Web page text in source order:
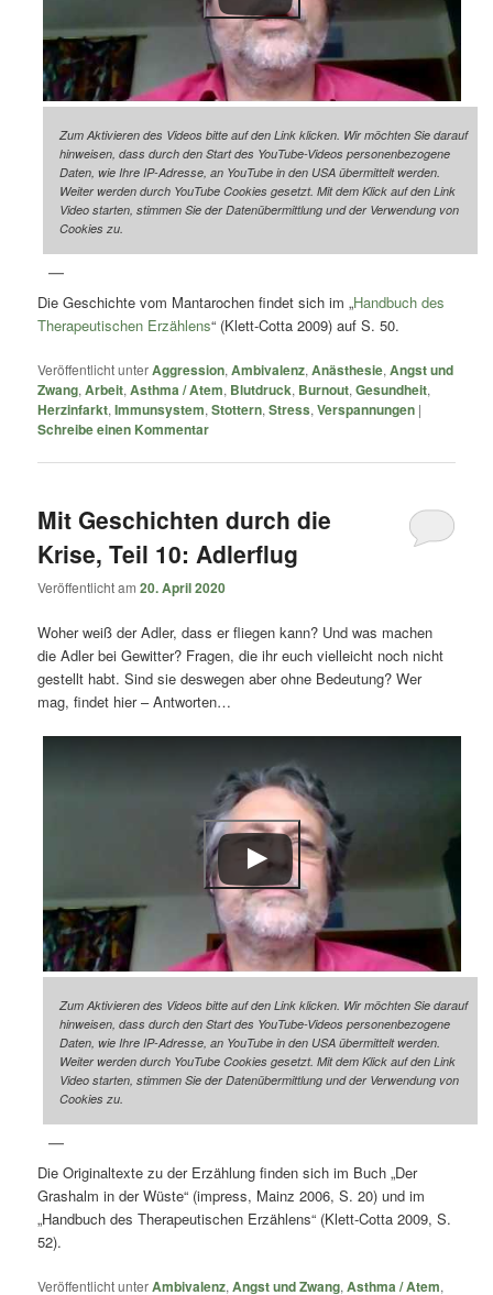
Zum Aktivieren des Videos bitte auf den Link klicken. Wir möchten Sie darauf
hinweisen, dass durch den Start des YouTube-Videos personenbezogene
Daten, wie Ihre IP-Adresse, an YouTube in den USA übermittelt werden.
Weiter werden durch YouTube Cookies gesetzt. Mit dem Klick auf den Link
Video starten, stimmen Sie der Datenübermittlung und der Verwendung von
Cookies zu.
Die Geschichte vom Mantarochen findet sich im „Handbuch des
Therapeutischen Erzählens“ (Klett-Cotta 2009) auf S. 50.
Veröffentlicht unterAggression,Ambivalenz,Anästhesie,Angst und
Zwang,Arbeit,Asthma / Atem, Blutdruck, Burnout,Gesundheit,
Herzinfarkt,Immunsystem,Stottern,Stress,Verspannungen |
Schreibe einen Kommentar
Mit Geschichten durch die
Krise, Teil 10: Adlerflug
Veröffentlicht am20. April 2020
Woher weiß der Adler, dass er fliegen kann? Und was machen
die Adler bei Gewitter? Fragen, die ihr euch vielleicht noch nicht
gestellt habt. Sind sie deswegen aber ohne Bedeutung? Wer
mag, findet hier – Antworten…
Zum Aktivieren des Videos bitte auf den Link klicken. Wir möchten Sie darauf
hinweisen, dass durch den Start des YouTube-Videos personenbezogene
Daten, wie Ihre IP-Adresse, an YouTube in den USA übermittelt werden.
Weiter werden durch YouTube Cookies gesetzt. Mit dem Klick auf den Link
Video starten, stimmen Sie der Datenübermittlung und der Verwendung von
Cookies zu.
Die Originaltexte zu der Erzählung finden sich im Buch „Der
Grashalm in der Wüste“ (impress, Mainz 2006, S. 20) und im
„Handbuch des Therapeutischen Erzählens“ (Klett-Cotta 2009, S.
52).
Veröffentlicht unterAmbivalenz,Angst und Zwang,Asthma / Atem,